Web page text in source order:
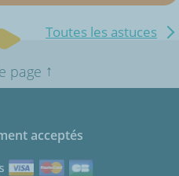
Toutes les astuces
page ↑
acceptés